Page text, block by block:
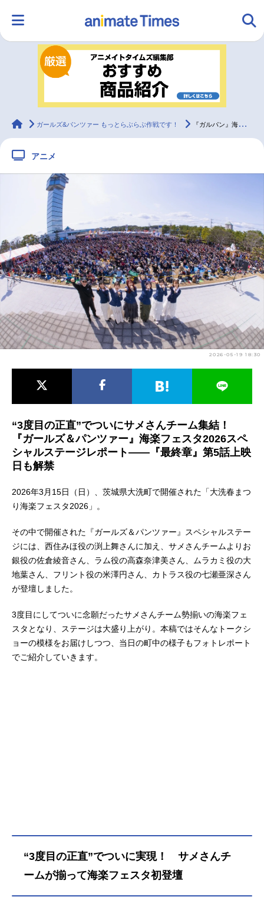
ランキング アニメ
ラジオ
最新記事一覧
アニメ記事一覧 声優記事一覧
アニメ映画一覧 実写化映画一覧
今期アニメ曜日別一覧
春アニメ 夏アニメ
男性声優/女性声優一覧
animateTimes
ガールズ&パンツァー もっとらぶらぶ作戦です！ 『ガルパン』海楽フェスタ2026ステージレポ
アニメ
2026-05-19 18:30
“3度目の正直”でついにサメさんチーム集結！
『ガールズ＆パンツァー』海楽フェスタ2026スペ
シャルステージレポート――『最終章』第5話上映
日も解禁
2026年3月15日（日）、茨城県大洗町で開催された「大洗春まつ
り海楽フェスタ2026」。
その中で開催された『ガールズ＆パンツァー』スペシャルステー
ジには、西住みほ役の渕上舞さんに加え、サメさんチームよりお
銀役の佐倉綾音さん、ラム役の高森奈津美さん、ムラカミ役の大
地葉さん、フリント役の米澤円さん、カトラス役の七瀬亜深さん
が登壇しました。
3度目にしてついに念願だったサメさんチーム勢揃いの海楽フェ
スタとなり、ステージは大盛り上がり。本稿ではそんなトークシ
ョーの模様をお届けしつつ、当日の町中の様子もフォトレポート
でご紹介していきます。
“3度目の正直”でついに実現！ サメさんチ
ームが揃って海楽フェスタ初登壇